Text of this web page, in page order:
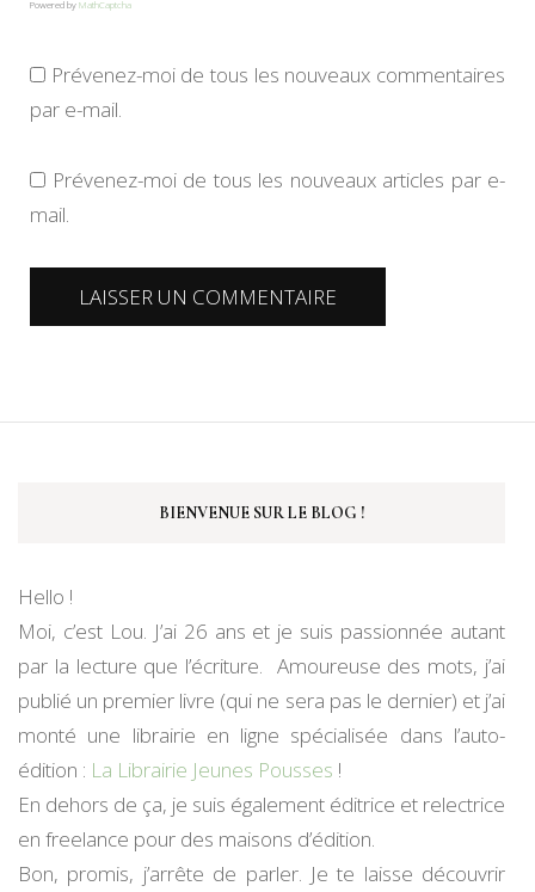
Powered byMathCaptcha
Prévenez-moi de tous les nouveaux commentaires
par e-mail.
Prévenez-moi de tous les nouveaux articles par e-
mail.
BIENVENUE SUR LE BLOG !
Hello !
Moi, c’est Lou. J’ai 26 ans et je suis passionnée autant
par la lecture que l’écriture. Amoureuse des mots, j’ai
publié un premier livre (qui ne sera pas le dernier) et j’ai
monté une librairie en ligne spécialisée dans l’auto-
édition : La Librairie Jeunes Pousses !
En dehors de ça, je suis également éditrice et relectrice
en freelance pour des maisons d’édition.
Bon, promis, j’arrête de parler. Je te laisse découvrir